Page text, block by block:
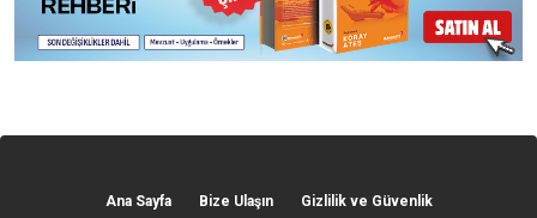
Ana Sayfa Bize Ulaşın Gizlilik ve Güvenlik